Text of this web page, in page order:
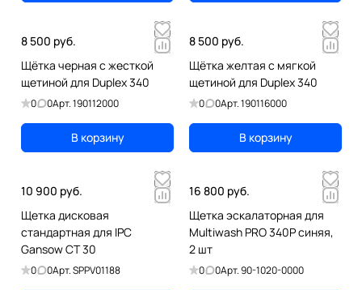
8 500 руб.
Щётка черная с жесткой
щетиной для Duplex 340
0 0Арт.190112000
В корзину
8 500 руб.
Щётка желтая с мягкой
щетиной для Duplex 340
0 0Арт.190116000
В корзину
10 900 руб.
Щетка дисковая
стандартная для IPC
Gansow CT 30
0 0Арт.SPPV01188
16 800 руб.
Щетка эскалаторная для
Multiwash PRO 340P синяя,
2 шт
0 0Арт.90-1020-0000